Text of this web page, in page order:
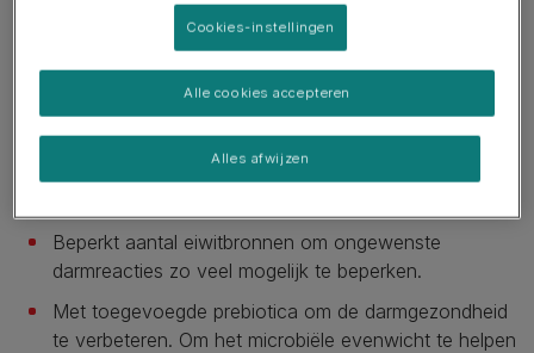
Schrijf een beoordeling
Beschikbare formaten:​ 1.5kg 5kg
Lichtverteerbare ingrediënten om de darmen te
Beperkt aantal eiwitbronnen om ongewenste
darmreacties zo veel mogelijk te beperken.
Met toegevoegde prebiotica om de darmgezondheid
te verbeteren. Om het microbiële evenwicht te helpen
Cookies-instellingen
Alles afwijzen
Alle cookies accepteren